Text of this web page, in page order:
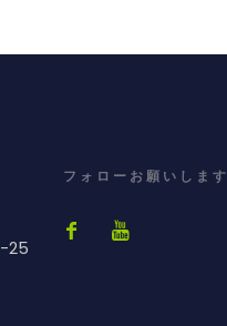
25
フォローお願いします